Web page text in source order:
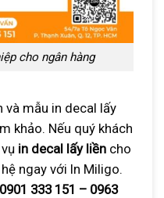
cho ngân hàng
và mẫu in decal lấy
khảo. Nếu quý khách
in decal lấy liền cho
ngay với In Miligo.
333 151 – 0963